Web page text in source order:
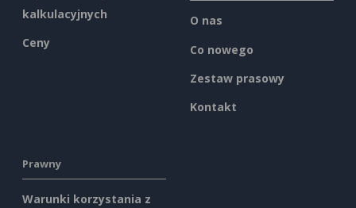
kalkulacyjnych
Ceny
O nas
Co nowego
Zestaw prasowy
Kontakt
Prawny
Warunki korzystania z